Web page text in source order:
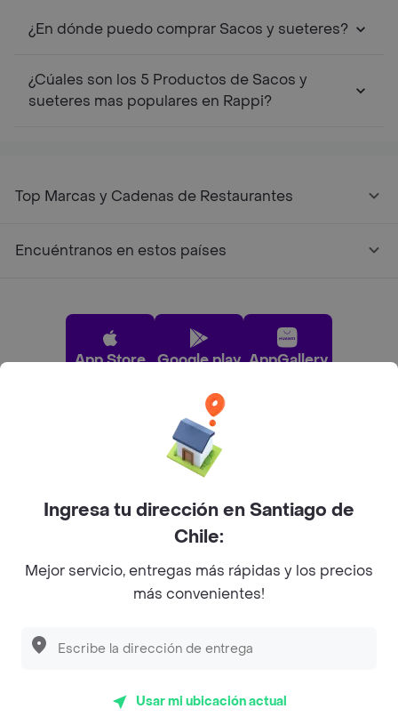
¿En dónde puedo comprar Sacos y sueteres?
¿Cúales son los 5 Productos de Sacos y
sueteres mas populares en Rappi?
Top Marcas y Cadenas de Restaurantes
Encuéntranos en estos países
App Store Google play AppGallery
Pide tu comida favorita cerca de ti
Categorías
2026 Rappi Inc. All rights reserved.
Ingresa tu dirección en Santiago de
Chile:
Mejor servicio, entregas más rápidas y los precios
más convenientes!
Usar mi ubicación actual